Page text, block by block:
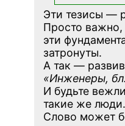
Эти тезисы —
Просто важно,
эти
затронуты.
А так —
«Инженеры,
И будьте
такие же люди.
Слово может